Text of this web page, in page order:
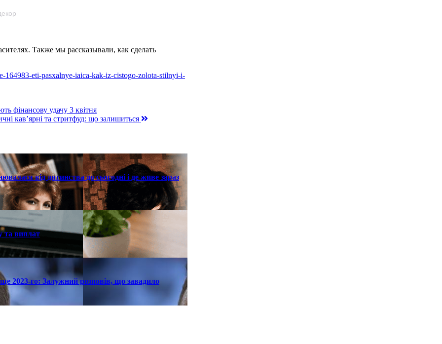
Также мы рассказывали, как сделать
164983-eti-pasxalnye-iaica-kak-iz-cistogo-zolota-stilnyi-i-
фінансову удачу 3 квітня
кав’ярні та стритфуд: що залишиться
від дитинства до сьогодні і де живе зараз
та виплат
2023-го: Залужний розповів, що завадило